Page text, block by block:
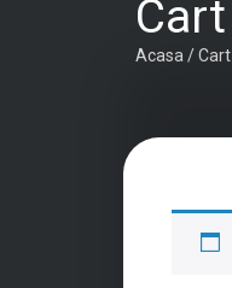
Cart
Acasa /Cart